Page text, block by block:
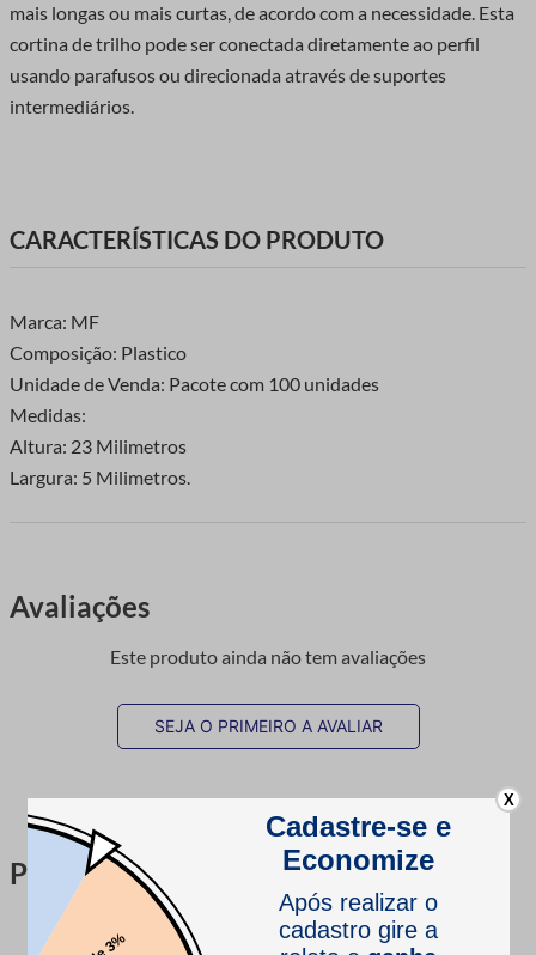
mais longas ou mais curtas, de acordo com a necessidade. Esta
cortina de trilho pode ser conectada diretamente ao perfil
usando parafusos ou direcionada através de suportes
intermediários.
CARACTERÍSTICAS DO PRODUTO
Marca: MF
Composição: Plastico
Unidade de Venda: Pacote com 100 unidades
Medidas:
Altura: 23 Milimetros
Largura: 5 Milimetros.
Avaliações
Este produto ainda não tem avaliações
SEJA O PRIMEIRO A AVALIAR
Perguntas & respostas
Este produto ainda não tem perguntas
X